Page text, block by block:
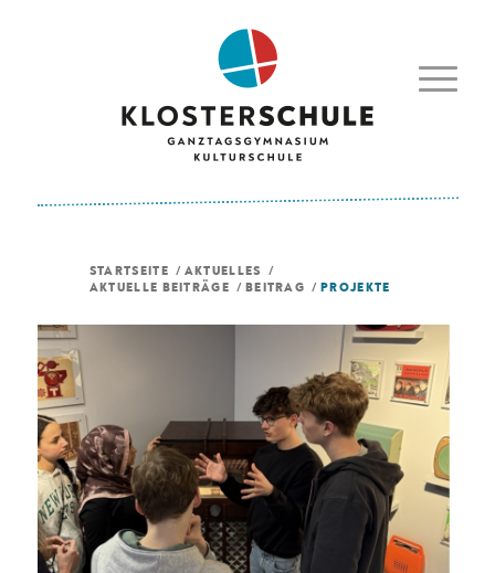
STARTSEITE / AKTUELLES
/
AKTUELLE BEITRÄGE / BEITRAG / PROJEKTE